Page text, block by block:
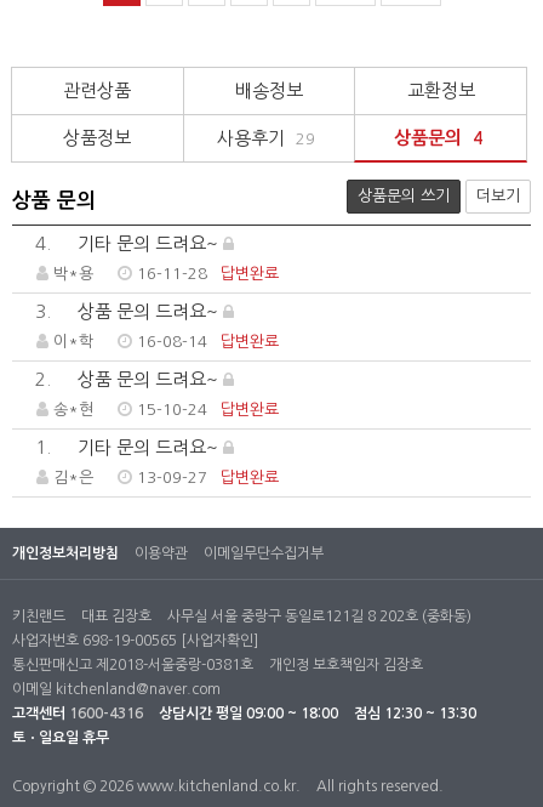
관련상품 배송정보 교환정보
상품정보 사용후기 29 상품문의 4
상품 문의 상품문의 쓰기 더보기
4. 기타 문의 드려요~
박*용 16-11-28 답변완료
3. 상품 문의 드려요~
이*학 16-08-14 답변완료
2. 상품 문의 드려요~
송*현 15-10-24 답변완료
1. 기타 문의 드려요~
김*은 13-09-27 답변완료
개인정보처리방침 이용약관 이메일무단수집거부
키친랜드 대표 김장호
사무실 서울 중랑구 동일로121길 8 202호 (중화동)
사업자번호 698-19-00565
[사업자확인]
통신판매신고 제2018-서울중랑-0381호
개인정 보호책임자 김장호
이메일 kitchenland@naver.com
고객센터 1600-4316 상담시간 평일 09:00 ~ 18:00
점심 12:30 ~ 13:30
토ㆍ일요일 휴무
Copyright © 2026 www.kitchenland.co.kr. All rights reserved.